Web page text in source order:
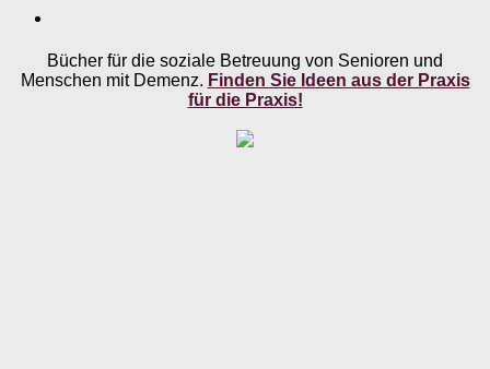
Bücher für die soziale Betreuung von Senioren und
Menschen mit Demenz. Finden Sie Ideen aus der Praxis
für die Praxis!